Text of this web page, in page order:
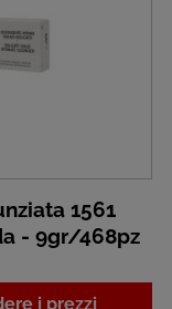
1561
- 9gr/468pz
i prezzi